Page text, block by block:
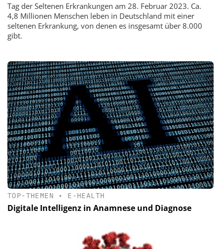
Tag der Seltenen Erkrankungen am 28. Februar 2023. Ca.
4,8 Millionen Menschen leben in Deutschland mit einer
seltenen Erkrankung, von denen es insgesamt über 8.000
gibt.
TOP-THEMEN • E-HEALTH
Digitale Intelligenz in Anamnese und Diagnose